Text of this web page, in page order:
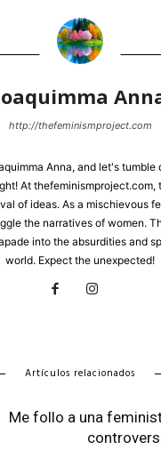
http://thefeminismproject.com
Anna, and let's tumble
At thefeminismproject.com,
of ideas. As a mischievous
the narratives of women.
into the absurdities and
world. Expect the unexpected!
Artículos relacionados
Me follo a una